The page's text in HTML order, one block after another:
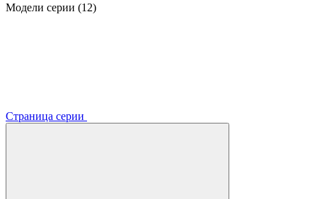
Модели серии (12)
Страница серии